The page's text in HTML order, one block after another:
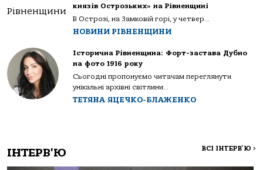
князів Острозьких» на Рівненщині
В Острозі, на Замковій горі, у четвер...
НОВИНИ РІВНЕНЩИНИ
Історична Рівненщина: Форт-застава Дубно
на фото 1916 року
Сьогодні пропонуємо читачам переглянути
унікальні архівні світлини...
ТЕТЯНА ЯЦЕЧКО-БЛАЖЕНКО
ІНТЕРВ'Ю ВСІ ІНТЕРВ'Ю >